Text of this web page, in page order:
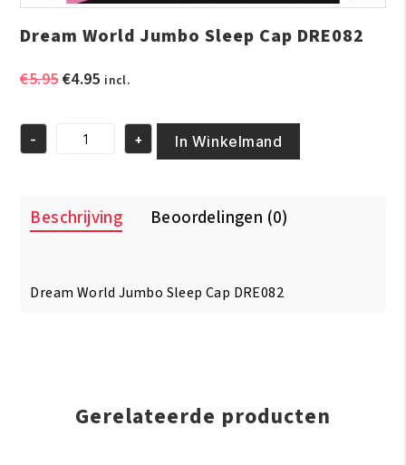
Dream World Jumbo Sleep Cap DRE082
€5.95Oorspronkelijke
€5.95.
€4.95Huidige
€4.95.
incl.
Dream
Cap
DRE082
- + In Winkelmand
Beschrijving Beoordelingen (0)
Dream World Jumbo Sleep Cap DRE082
Gerelateerde producten